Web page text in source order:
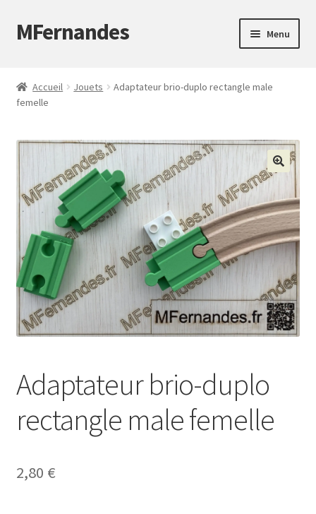
Aller
à
navigation
Aller
au
MFernandes Menu
À propos
Blog
Boutique
Contact
Mon compte
Panier
Politique de confidentialité
Accueil Jouets
Adaptateur brio-duplo rectangle male
femelle
Adaptateur brio-duplo
rectangle male femelle
2,80 €